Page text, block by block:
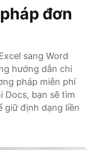
đơn
sang Word
hướng dẫn chi
pháp miễn phí
Docs, bạn sẽ tìm
giữ định dạng liền